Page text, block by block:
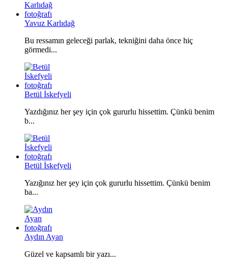
Yavuz Karlıdağ
Bu ressamın geleceği parlak, tekniğini daha önce hiç
görmedi...
Betül İskefyeli
Yazdığınız her şey için çok gururlu hissettim. Çünkü benim
b...
Betül İskefyeli
Yazığınız her şey için çok gururlu hissettim. Çünkü benim
ba...
Aydın Ayan
Güzel ve kapsamlı bir yazı...